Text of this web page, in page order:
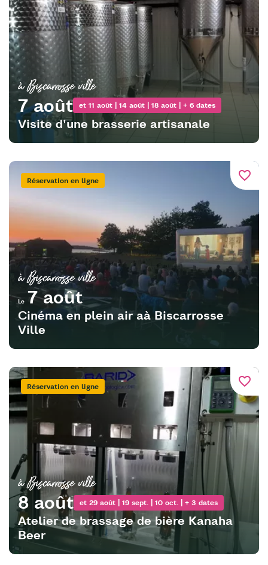
à Biscarrosse ville
7 août et 11 août | 14 août | 18 août | + 6 dates
Visite d'une brasserie artisanale
favorite_border
Réservation en ligne
à Biscarrosse ville
Le7 août
Cinéma en plein air aà Biscarrosse
Ville
favorite_border
Réservation en ligne
à Biscarrosse ville
8 août et 29 août | 19 sept. | 10 oct. | + 3 dates
Atelier de brassage de bière Kanaha
Beer